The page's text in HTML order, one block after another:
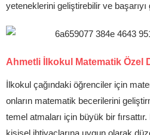
yeteneklerini geliştirebilir ve başarıyı
Ahmetli İlkokul Matematik Özel
İlkokul çağındaki öğrenciler için
onların matematik becerilerini
temel atmaları için büyük bir
kişisel ihtiyaçlarına uygun olarak